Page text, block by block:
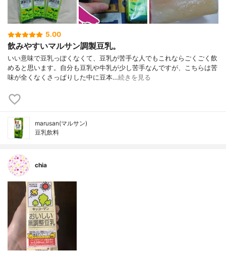
5.00
飲みやすいマルサン調製豆乳。
いい意味で豆乳っぽくなくて、豆乳が苦手な人でもこれならごくごく飲
めると思います。自分も豆乳や牛乳が少し苦手なんですが、こちらは苦
味が全くなくさっぱりした中に豆本…続きを見る
marusan(マルサン)
豆乳飲料
chia